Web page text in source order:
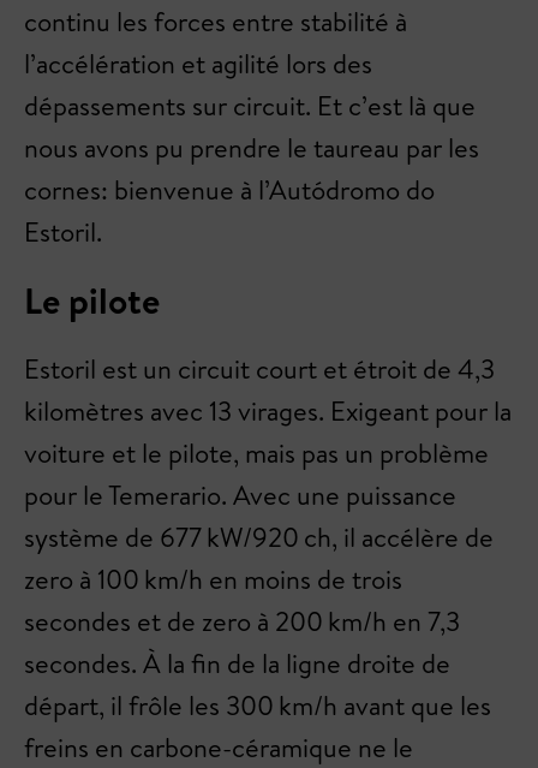
continu les forces entre stabilité à
l’accélération et agilité lors des
dépassements sur circuit. Et c’est là que
nous avons pu prendre le taureau par les
cornes: bienvenue à l’Autódromo do
Estoril.
Le pilote
Estoril est un circuit court et étroit de 4,3
kilomètres avec 13 virages. Exigeant pour la
voiture et le pilote, mais pas un problème
pour le Temerario. Avec une puissance
système de 677 kW/920 ch, il accélère de
zero à 100 km/h en moins de trois
secondes et de zero à 200 km/h en 7,3
secondes. À la fin de la ligne droite de
départ, il frôle les 300 km/h avant que les
freins en carbone-céramique ne le